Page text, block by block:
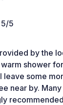
5/5
by the
shower
leave some
near by.